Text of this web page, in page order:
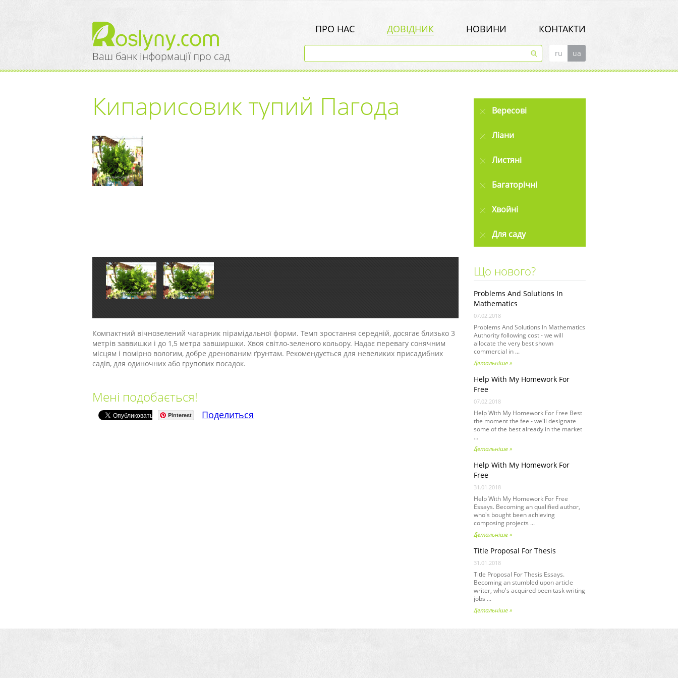
Ваш банк інформації про сад
ПРО НАС ДОВІДНИК НОВИНИ КОНТАКТИ
ru ua
Кипарисовик тупий Пагода
Компактний вічнозелений чагарник пірамідальної форми. Темп зростання середній, досягає близько 3
метрів заввишки і до 1,5 метра завширшки. Хвоя світло-зеленого кольору. Надає перевагу сонячним
місцям і помірно вологим, добре дренованим ґрунтам. Рекомендується для невеликих присадибних
садів, для одиночних або групових посадок.
Мені подобається!
Pinterest Поделиться
Вересові
Ліани
Листяні
Багаторічні
Хвойні
Для саду
Що нового?
Problems And Solutions In
Mathematics
07.02.2018
Problems And Solutions In Mathematics
Authority following cost - we will
allocate the very best shown
commercial in ...
Детальніше »
Help With My Homework For
Free
07.02.2018
Help With My Homework For Free Best
the moment the fee - we'll designate
some of the best already in the market
...
Детальніше »
Help With My Homework For
Free
31.01.2018
Help With My Homework For Free
Essays. Becoming an qualified author,
who's bought been achieving
composing projects ...
Детальніше »
Title Proposal For Thesis
31.01.2018
Title Proposal For Thesis Essays.
Becoming an stumbled upon article
writer, who's acquired been task writing
jobs ...
Детальніше »